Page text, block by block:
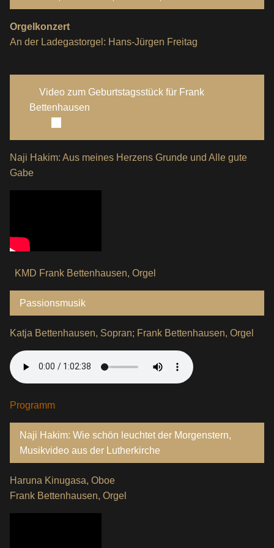
Orgelkonzert
An der Ladegastorgel: Hans-Jürgen Freitag
Video zum Geburtstagsstück für Frank
Bettenhausen
Naji Hakim: Aus meines Herzens Grunde und Alle gute
Gabe
KMD Frank Bettenhausen, Orgel
Passionsmusik
Katja Bettenhausen, Sopran; Frank Bettenhausen, Orgel
Programm
Naji Hakim: Wie schön leuchtet der Morgenstern,
Musikvideo aus der Lutherkirche
Haruna Kinugasa, Oboe
Frank Bettenhausen, Orgel